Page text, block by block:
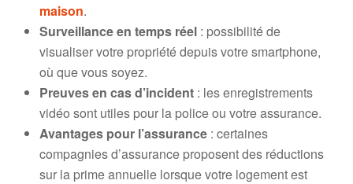
maison.
Surveillance en temps réel : possibilité de
visualiser votre propriété depuis votre smartphone,
où que vous soyez.
Preuves en cas d’incident : les enregistrements
vidéo sont utiles pour la police ou votre assurance.
Avantages pour l’assurance : certaines
compagnies d’assurance proposent des réductions
sur la prime annuelle lorsque votre logement est